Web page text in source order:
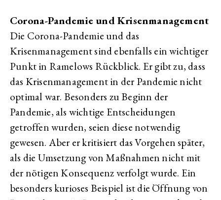
Corona-Pandemie und Krisenmanagement
Die Corona-Pandemie und das
Krisenmanagement sind ebenfalls ein wichtiger
Punkt in Ramelows Rückblick. Er gibt zu, dass
das Krisenmanagement in der Pandemie nicht
optimal war. Besonders zu Beginn der
Pandemie, als wichtige Entscheidungen
getroffen wurden, seien diese notwendig
gewesen. Aber er kritisiert das Vorgehen später,
als die Umsetzung von Maßnahmen nicht mit
der nötigen Konsequenz verfolgt wurde. Ein
besonders kurioses Beispiel ist die Öffnung von